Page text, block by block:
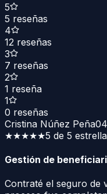
5
5 reseñas
4
12 reseñas
3
7 reseñas
2
1 reseña
1
0 reseñas
Cristina Núñez Peña
★★★★★5 de 5
Gestión de
Contraté el seguro de